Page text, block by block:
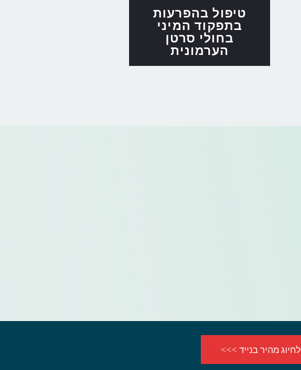
טיפול בהפרעות
בתפקוד המיני
בחולי סרטן
הערמונית
לחיוג מהיר בנייד >>>